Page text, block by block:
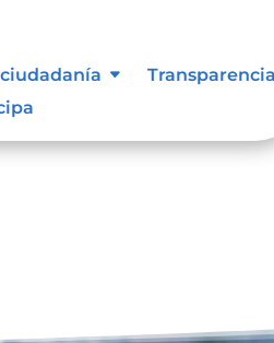
Transparencia
decisiones en